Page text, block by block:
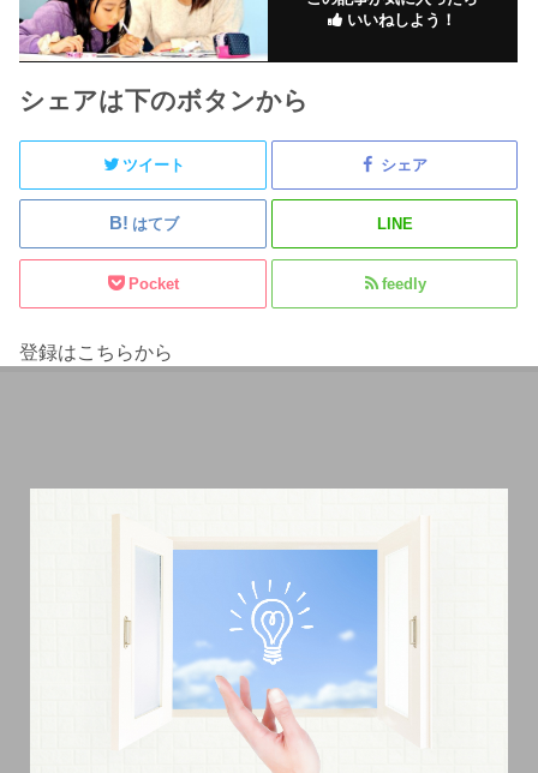
いいねしよう！
シェアは下のボタンから
ツイート シェア
はてブ LINE
Pocket feedly
登録はこちらから